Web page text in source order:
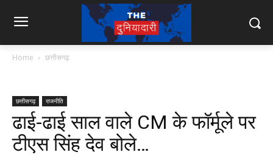
Home छत्तीसगढ़
छत्तीसगढ़ राजनीति
ढाई-ढाई साल वाले CM के फॉर्मूले पर
टीएस सिंह देव बोले…